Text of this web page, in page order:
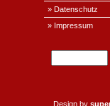
» Datenschutz
» Impressum
Design by